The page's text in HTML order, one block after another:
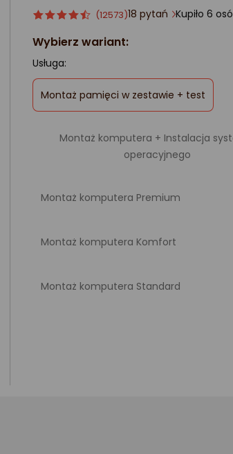
ocena
4.5/5
Ocena
(12573)18 pytań Kupiło 6
Wybierz wariant:
Usługa:
Montaż pamięci w zestawie + test
zaznaczone
Montaż komputera + Instalacja
operacyjnego
Montaż komputera Premium
Montaż komputera Komfort
Montaż komputera Standard